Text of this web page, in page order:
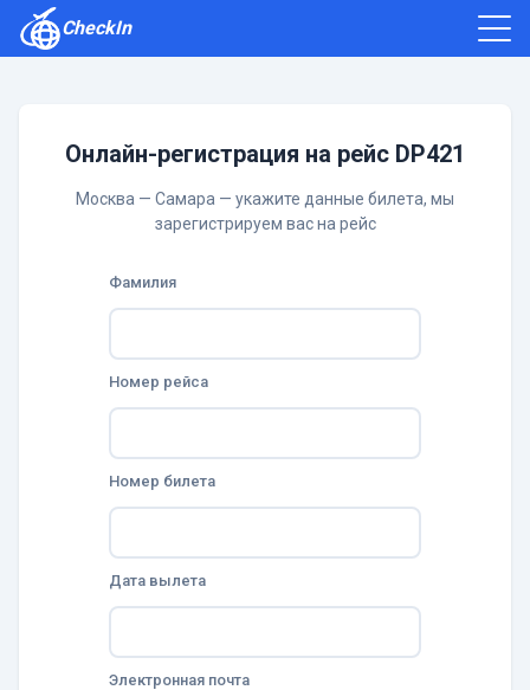
CheckIn
Онлайн-регистрация на рейс DP421
Москва — Самара — укажите данные билета, мы
зарегистрируем вас на рейс
Фамилия
Номер рейса
Номер билета
Дата вылета
Электронная почта